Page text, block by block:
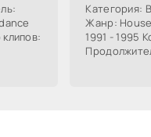
Категория:
Жанр:
1991 - 1995